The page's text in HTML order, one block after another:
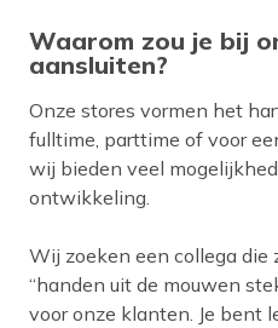
Waarom zou je bij
aansluiten?​​​​
Onze stores vormen het
fulltime, parttime of voor
wij bieden veel
ontwikkeling.
Wij zoeken een collega die
“handen uit de mouwen
voor onze klanten. Je bent